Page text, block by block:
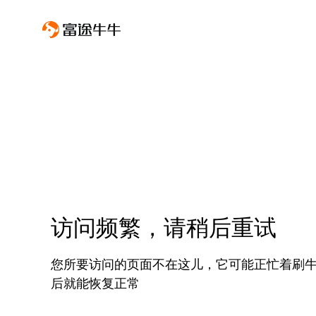
访问频繁，请稍后重试
您所要访问的页面不在这儿，它可能正忙着刷
后就能恢复正常